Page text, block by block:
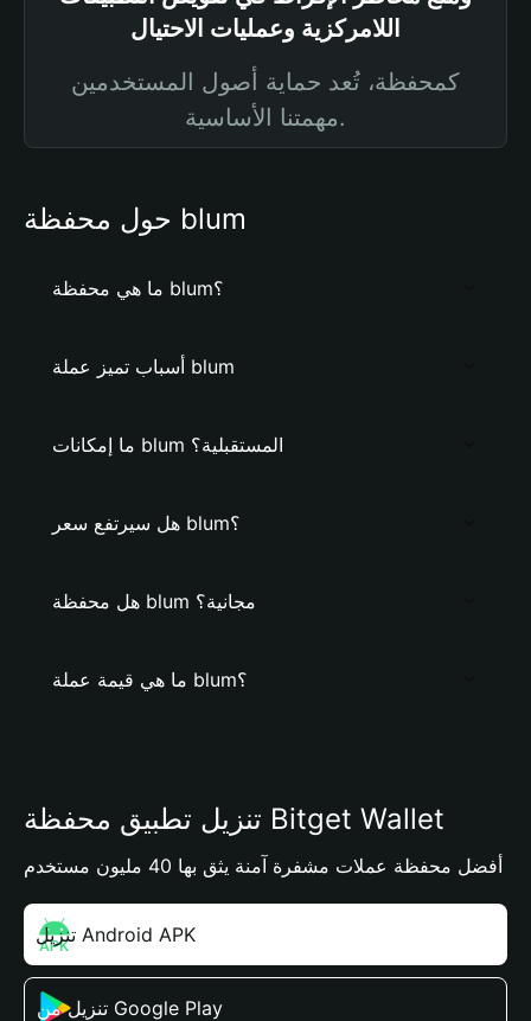
اللامركزية وعمليات الاحتيال
كمحفظة، تُعد حماية أصول المستخدمين
مهمتنا الأساسية.
حول محفظة blum
ما هي محفظة blum؟
أسباب تميز عملة blum
ما إمكانات blum المستقبلية؟
هل سيرتفع سعر blum؟
هل محفظة blum مجانية؟
ما هي قيمة عملة blum؟
تنزيل تطبيق محفظة Bitget Wallet
أفضل محفظة عملات مشفرة آمنة يثق بها 40 مليون مستخدم
تنزيل Android APK
تنزيل من Google Play